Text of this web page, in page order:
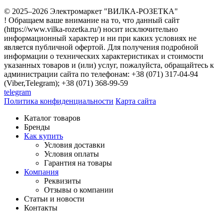
© 2025–2026 Электромаркет "ВИЛКА-РОЗЕТКА"
! Обращаем ваше внимание на то, что данный сайт
(https://www.vilka-rozetka.ru/) носит исключительно
информационный характер и ни при каких условиях не
является публичной офертой. Для получения подробной
информации о технических характеристиках и стоимости
указанных товаров и (или) услуг, пожалуйста, обращайтесь к
администрации сайта по телефонам: +38 (071) 317-04-94
(Viber,Telegram); +38 (071) 368-99-59
telegram
Политика конфиденциальности Карта сайта
Каталог товаров
Бренды
Как купить
Условия доставки
Условия оплаты
Гарантия на товары
Компания
Реквизиты
Отзывы о компании
Статьи и новости
Контакты